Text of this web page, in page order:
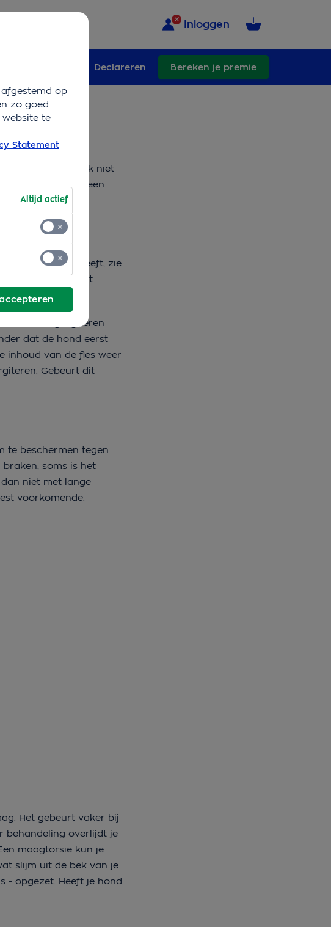
Inloggen
Declareren Bereken je premie
braken) is dan ook niet
Waarom braakt een
je hond overgeeft, zie
is er vaak niet
voor. Regurgiteren
dat de hond eerst
inhoud van de fles weer
Gebeurt dit
te beschermen tegen
soms is het
niet met lange
voorkomende.
Het gebeurt vaker bij
behandeling overlijdt je
maagtorsie kun je
slijm uit de bek van je
- opgezet. Heeft je hond
op
zo goed
te
Statement
Altijd actief